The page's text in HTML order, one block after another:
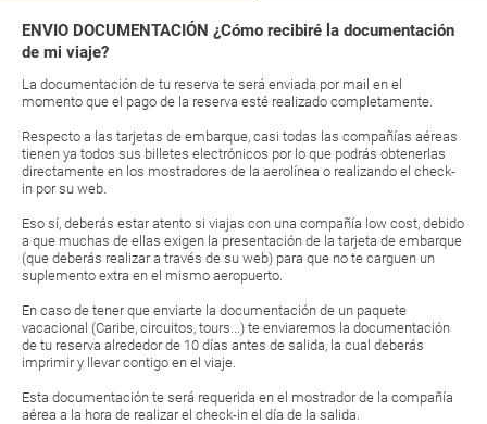
ENVIO DOCUMENTACIÓN ¿Cómo recibiré la documentación
de mi viaje?
La documentación de tu reserva te será enviada por mail en el
momento que el pago de la reserva esté realizado completamente.
Respecto a las tarjetas de embarque, casi todas las compañías aéreas
tienen ya todos sus billetes electrónicos por lo que podrás obtenerlas
directamente en los mostradores de la aerolínea o realizando el check-
in por su web.
Eso sí, deberás estar atento si viajas con una compañía low cost, debido
a que muchas de ellas exigen la presentación de la tarjeta de embarque
(que deberás realizar a través de su web) para que no te carguen un
suplemento extra en el mismo aeropuerto.
En caso de tener que enviarte la documentación de un paquete
vacacional (Caribe, circuitos, tours...) te enviaremos la documentación
de tu reserva alrededor de 10 días antes de salida, la cual deberás
imprimir y llevar contigo en el viaje.
Esta documentación te será requerida en el mostrador de la compañía
aérea a la hora de realizar el check-in el día de la salida.